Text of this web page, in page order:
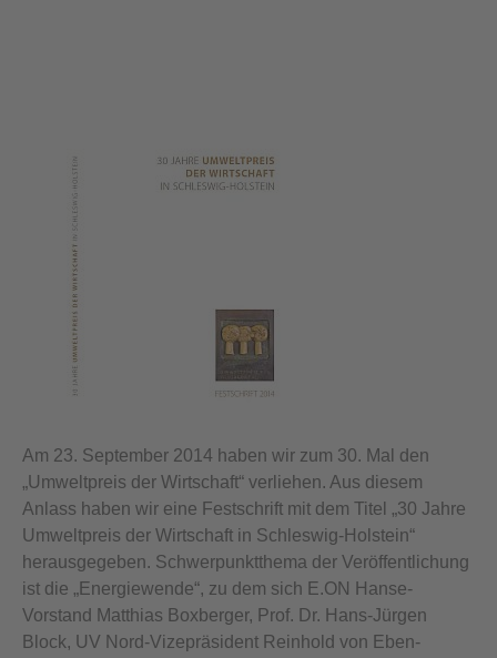
Am 23. September 2014 haben wir zum 30. Mal den
„Umweltpreis der Wirtschaft“ verliehen. Aus diesem
Anlass haben wir eine Festschrift mit dem Titel „30 Jahre
Umweltpreis der Wirtschaft in Schleswig-Holstein“
herausgegeben. Schwerpunktthema der Veröffentlichung
ist die „Energiewende“, zu dem sich E.ON Hanse-
Vorstand Matthias Boxberger, Prof. Dr. Hans-Jürgen
Block, UV Nord-Vizepräsident Reinhold von Eben-